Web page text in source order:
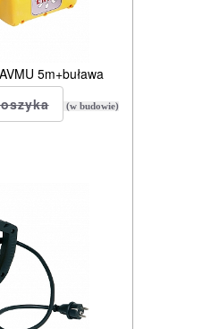
5m+buława
(w budowie)